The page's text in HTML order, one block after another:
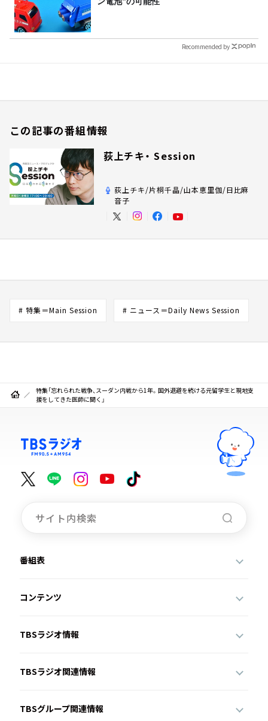
Recommended by
この記事の番組情報
荻上チキ・ Session
荻上チキ/片桐千晶/山本恵里伽/日比麻
音子
# 特集＝Main Session # ニュース＝Daily News Session
特集「忘れられた戦争、スーダン内戦から1年。国外退避を続ける元留学生と現地支
援をしてきた医師に聞く」
番組表
コンテンツ
TBSラジオ情報
TBSラジオ関連情報
TBSグループ関連情報